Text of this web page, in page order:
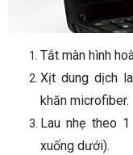
Tắt màn hình
Xịt dung dịch
khăn microfiber.
Lau nhẹ theo
xuống dưới).